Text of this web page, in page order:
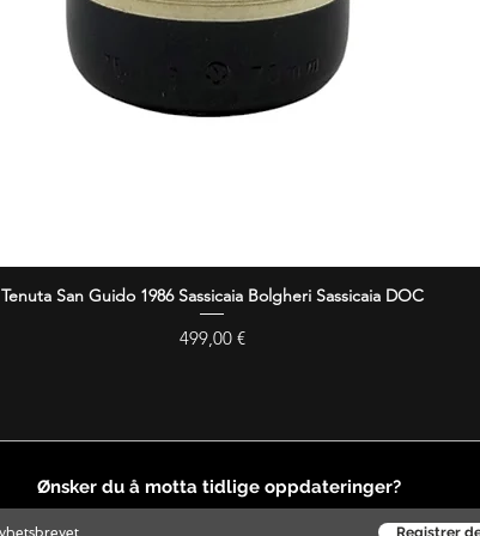
Hurtigvisning
Tenuta San Guido 1986 Sassicaia Bolgheri Sassicaia DOC
Pris
499,00 €
Ønsker du å motta tidlige oppdateringer?
Registrer